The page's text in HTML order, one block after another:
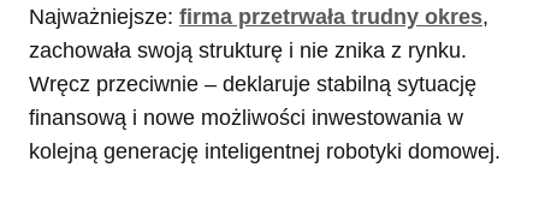
Najważniejsze: firma przetrwała trudny okres,
zachowała swoją strukturę i nie znika z rynku.
Wręcz przeciwnie – deklaruje stabilną sytuację
finansową i nowe możliwości inwestowania w
kolejną generację inteligentnej robotyki domowej.